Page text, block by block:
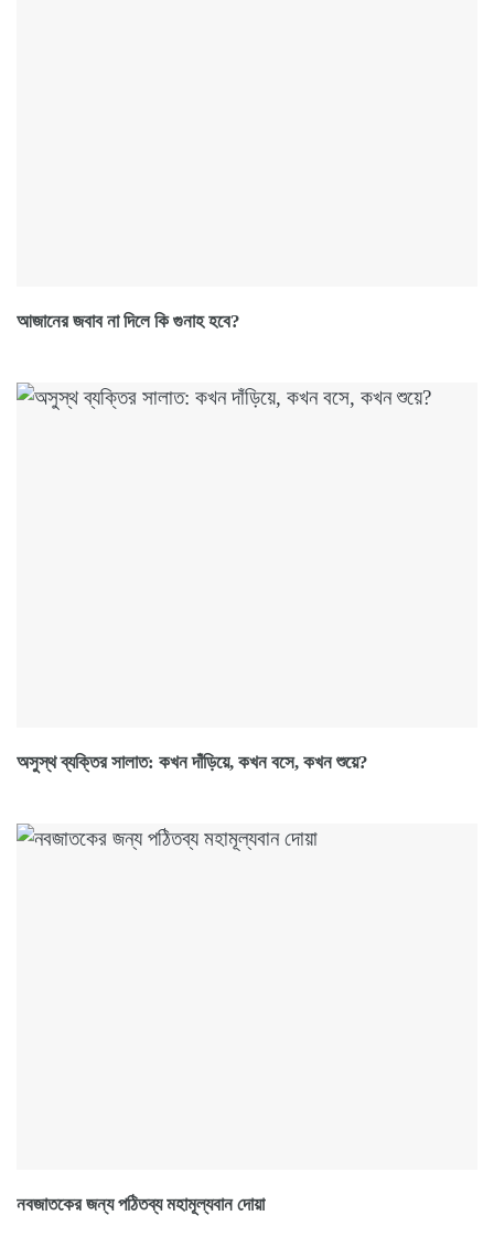
আজানের জবাব না দিলে কি গুনাহ হবে?
অসুস্থ ব্যক্তির সালাত: কখন দাঁড়িয়ে, কখন বসে, কখন শুয়ে?
নবজাতকের জন্য পঠিতব্য মহামূল্যবান দোয়া